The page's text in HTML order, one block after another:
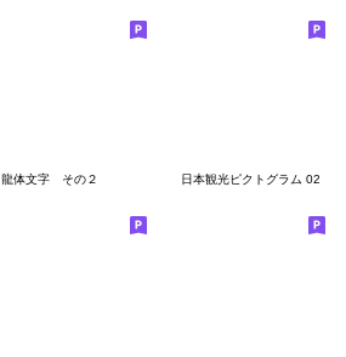
龍体文字 その２ 日本観光ピクトグラム 02